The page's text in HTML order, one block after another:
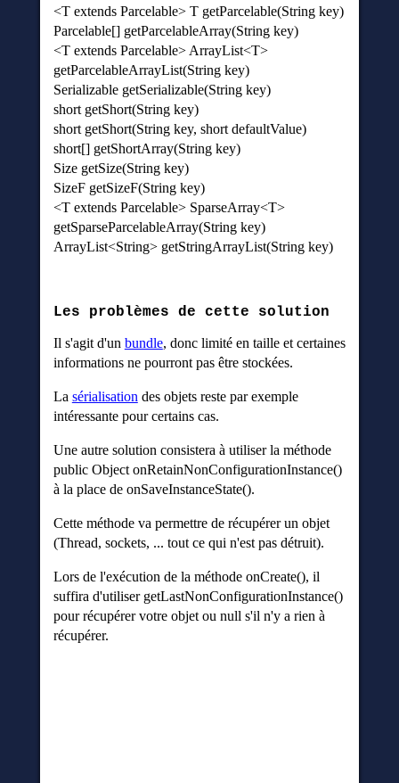
<T extends Parcelable> T getParcelable(String key)
Parcelable[] getParcelableArray(String key)
<T extends Parcelable> ArrayList<T>
getParcelableArrayList(String key)
Serializable getSerializable(String key)
short getShort(String key)
short getShort(String key, short defaultValue)
short[] getShortArray(String key)
Size getSize(String key)
SizeF getSizeF(String key)
<T extends Parcelable> SparseArray<T>
getSparseParcelableArray(String key)
ArrayList<String> getStringArrayList(String key)
Les problèmes de cette solution
Il s'agit d'un bundle, donc limité en taille et certaines
informations ne pourront pas être stockées.
La sérialisation des objets reste par exemple
intéressante pour certains cas.
Une autre solution consistera à utiliser la méthode
public Object onRetainNonConfigurationInstance()
à la place de onSaveInstanceState().
Cette méthode va permettre de récupérer un objet
(Thread, sockets, ... tout ce qui n'est pas détruit).
Lors de l'exécution de la méthode onCreate(), il
suffira d'utiliser getLastNonConfigurationInstance()
pour récupérer votre objet ou null s'il n'y a rien à
récupérer.